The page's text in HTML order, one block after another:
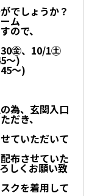
でしょうか？
ム
ので、
㊎、10/1㊏
～)
～)
為、玄関入口
だき、
ていただいて
布させていた
しくお願い致
クを着用して